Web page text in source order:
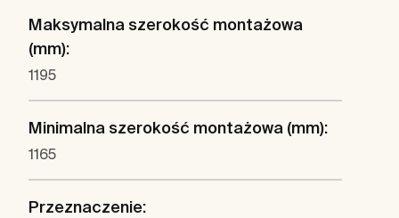
Maksymalna szerokość montażowa
(mm):
1195
Minimalna szerokość montażowa (mm):
1165
Przeznaczenie: